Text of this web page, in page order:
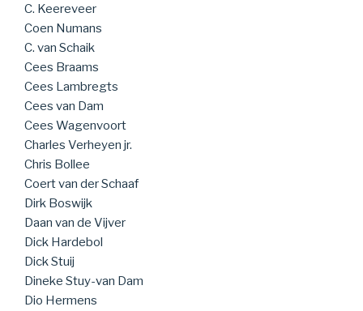
C. Keereveer
Coen Numans
C. van Schaik
Cees Braams
Cees Lambregts
Cees van Dam
Cees Wagenvoort
Charles Verheyen jr.
Chris Bollee
Coert van der Schaaf
Dirk Boswijk
Daan van de Vijver
Dick Hardebol
Dick Stuij
Dineke Stuy-van Dam
Dio Hermens